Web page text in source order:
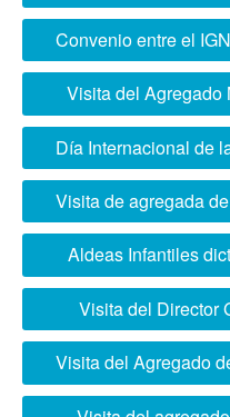
Convenio entre el
Visita del Agregado
Día Internacional de
Visita de agregada
Aldeas Infantiles
Visita del Director
Doctrina del
Visita del Agregado